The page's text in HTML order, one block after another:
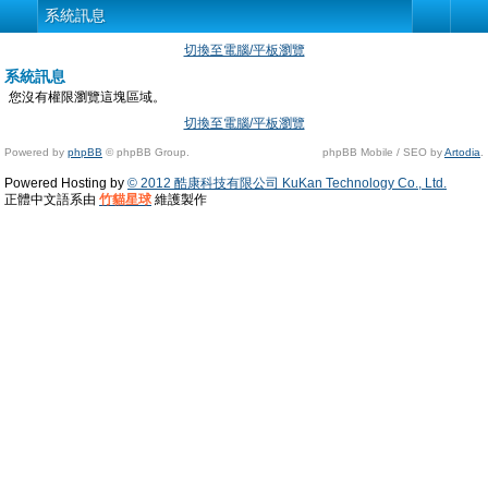
系統訊息
切換至電腦/平板瀏覽
系統訊息
您沒有權限瀏覽這塊區域。
切換至電腦/平板瀏覽
Powered by phpBB © phpBB Group. phpBB Mobile / SEO byArtodia
Powered Hosting by © 2012 酷康科技有限公司 KuKan Technology Co., Ltd.
正體中文語系由 竹貓星球 維護製作